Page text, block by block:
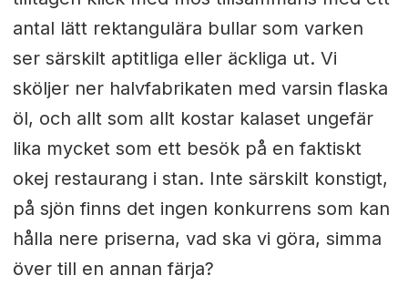
antal lätt rektangulära bullar som varken
ser särskilt aptitliga eller äckliga ut. Vi
sköljer ner halvfabrikaten med varsin flaska
öl, och allt som allt kostar kalaset ungefär
lika mycket som ett besök på en faktiskt
okej restaurang i stan. Inte särskilt konstigt,
på sjön finns det ingen konkurrens som kan
hålla nere priserna, vad ska vi göra, simma
över till en annan färja?